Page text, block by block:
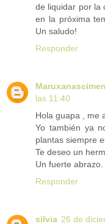
de liquidar por la
en la próxima
Un saludo!
Responder
las 11:40
Hola guapa , me
Yo también ya
plantas siempre
Te deseo un
Un fuerte abrazo.
Responder
silvia 26 de